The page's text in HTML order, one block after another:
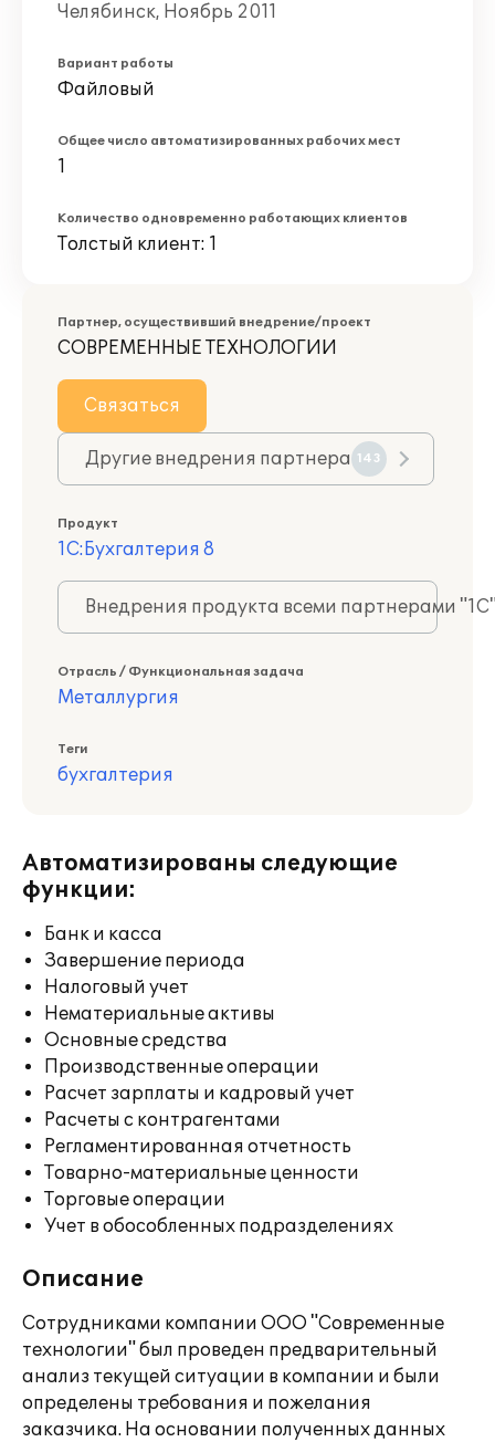
Челябинск, Ноябрь 2011
Вариант работы
Файловый
Общее число автоматизированных рабочих мест
1
Количество одновременно работающих клиентов
Толстый клиент: 1
Партнер, осуществивший внедрение/проект
СОВРЕМЕННЫЕ ТЕХНОЛОГИИ
Связаться
Другие внедрения партнера 143
Продукт
1С:Бухгалтерия 8
Внедрения продукта всеми партнерами
Отрасль / Функциональная задача
Металлургия
Теги
бухгалтерия
Автоматизированы следующие
функции:
Банк и касса
Завершение периода
Налоговый учет
Нематериальные активы
Основные средства
Производственные операции
Расчет зарплаты и кадровый учет
Расчеты с контрагентами
Регламентированная отчетность
Товарно-материальные ценности
Торговые операции
Учет в обособленных подразделениях
Описание
Сотрудниками компании ООО "Современные
технологии" был проведен предварительный
анализ текущей ситуации в компании и были
определены требования и пожелания
заказчика. На основании полученных данных